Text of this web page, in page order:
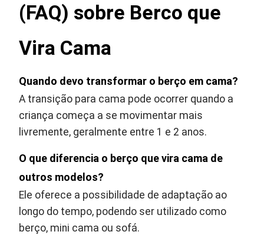
(FAQ) sobre Berco que
Vira Cama
Quando devo transformar o berço em cama?
A transição para cama pode ocorrer quando a
criança começa a se movimentar mais
livremente, geralmente entre 1 e 2 anos.
O que diferencia o berço que vira cama de
outros modelos?
Ele oferece a possibilidade de adaptação ao
longo do tempo, podendo ser utilizado como
berço, mini cama ou sofá.